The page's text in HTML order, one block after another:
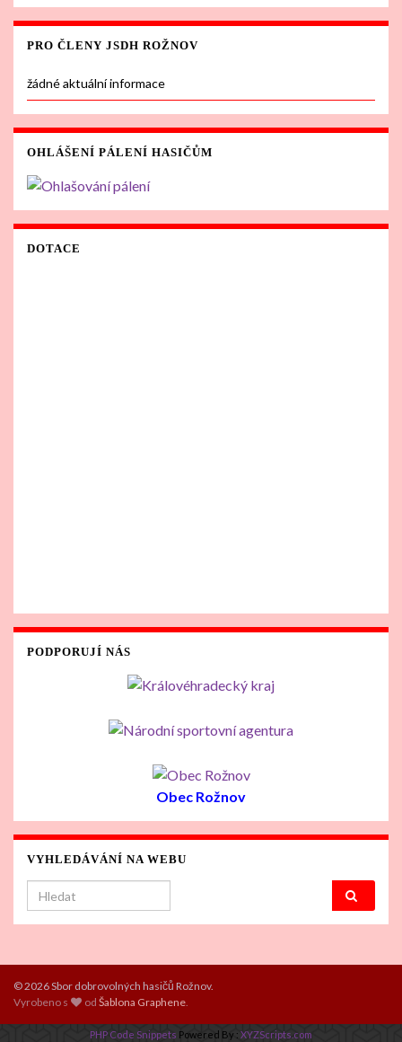
PRO ČLENY JSDH ROŽNOV
žádné aktuální informace
OHLÁŠENÍ PÁLENÍ HASIČŮM
DOTACE
PODPORUJÍ NÁS
Obec Rožnov
VYHLEDÁVÁNÍ NA WEBU
Search for:
© 2026 Sbor dobrovolných hasičů Rožnov.
Vyrobeno s
odŠablona Graphene.
PHP Code Snippets Powered By : XYZScripts.com